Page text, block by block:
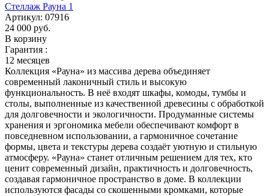
Стеллаж Рауна 1
Артикул: 07916
24 000 руб.
В корзину
Гарантия :
12 месяцев
Коллекция «Рауна» из массива дерева объединяет
современный лаконичный стиль и высокую
функциональность. В неё входят шкафы, комоды, тумбы и
столы, выполненные из качественной древесины с обработкой
для долговечности и экологичности. Продуманные системы
хранения и эргономика мебели обеспечивают комфорт в
повседневном использовании, а гармоничное сочетание
формы, цвета и текстуры дерева создаёт уютную и стильную
атмосферу. «Рауна» станет отличным решением для тех, кто
ценит современный дизайн, практичность и долговечность,
создавая гармоничное пространство в доме. В коллекции
используются фасады со скошенными кромками, которые